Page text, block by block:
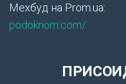
Мехбуд на Prom.ua:
podoknom.com/